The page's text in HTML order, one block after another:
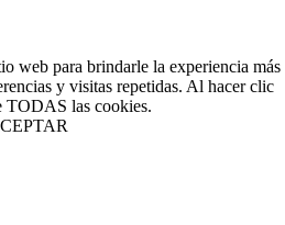
web para brindarle la experiencia más
y visitas repetidas. Al hacer clic
TODAS las cookies.